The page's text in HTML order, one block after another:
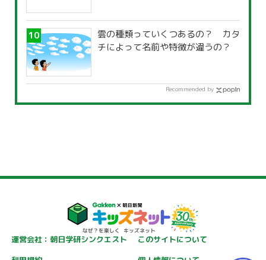
雲の種類っていくつあるの？ カタ
チによって名前や特徴が違うの？
Recommended by
運営会社：朝日学研シンクエスト
このサイトについて